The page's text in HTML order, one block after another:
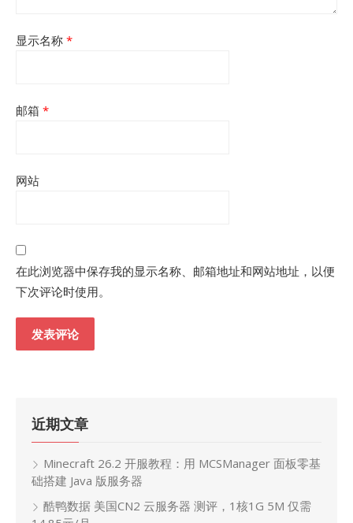
显示名称 *
邮箱 *
网站
在此浏览器中保存我的显示名称、邮箱地址和网站地址，以便
下次评论时使用。
近期文章
Minecraft 26.2 开服教程：用 MCSManager 面板零基
础搭建 Java 版服务器
酷鸭数据 美国CN2 云服务器 测评，1核1G 5M 仅需